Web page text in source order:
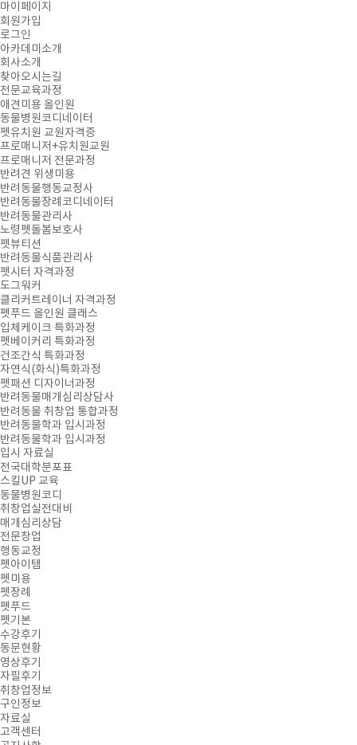
마이페이지
회원가입
로그인
아카데미소개
회사소개
찾아오시는길
전문교육과정
애견미용 올인원
동물병원코디네이터
펫유치원 교원자격증
프로매니저+유치원교원
프로매니저 전문과정
반려견 위생미용
반려동물행동교정사
반려동물장례코디네이터
반려동물관리사
노령펫돌봄보호사
펫뷰티션
반려동물식품관리사
펫시터 자격과정
도그워커
클리커트레이너 자격과정
펫푸드 올인원 클래스
입체케이크 특화과정
펫베이커리 특화과정
건조간식 특화과정
자연식(화식)특화과정
펫패션 디자이너과정
반려동물매개심리상담사
반려동물 취창업 통합과정
반려동물학과 입시과정
반려동물학과 입시과정
입시 자료실
전국대학분포표
스킬UP 교육
동물병원코디
취창업실전대비
매개심리상담
전문창업
행동교정
펫아이템
펫미용
펫장례
펫푸드
펫기본
수강후기
동문현황
영상후기
자필후기
취창업정보
구인정보
자료실
고객센터